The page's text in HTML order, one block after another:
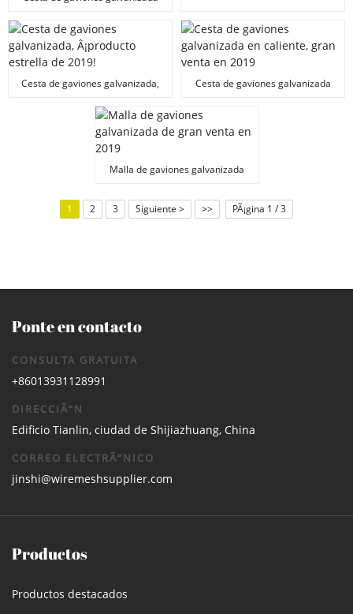
modelo 2019, Â¡un Ã©xito de
ventas!
Cesta de gaviones galvanizada,
Cesta de gaviones galvanizada
Malla de gaviones galvanizada
1
2 3 Siguiente > >> PÃ¡gina 1 / 3
Ponte en contacto
CONSULTA GRATUITA
+86013931128991
DIRECCIÃ“N
Edificio Tianlin, ciudad de Shijiazhuang, China
CORREO ELECTRÃ“NICO
jinshi@wiremeshsupplier.com
Productos
Productos destacados